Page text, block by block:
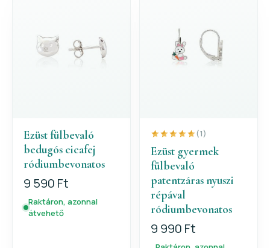
Ezüst fülbevaló
bedugós cicafej
ródiumbevonatos
9 590 Ft
Raktáron, azonnal
átvehető
(1)
Ezüst gyermek
fülbevaló
patentzáras nyuszi
répával
ródiumbevonatos
9 990 Ft